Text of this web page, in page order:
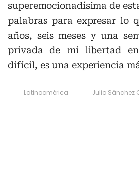
superemocionadísima de
palabras para expresar lo
años, seis meses y una
privada de mi libertad
difícil, es una experiencia
Latinoamérica Julio Sánchez